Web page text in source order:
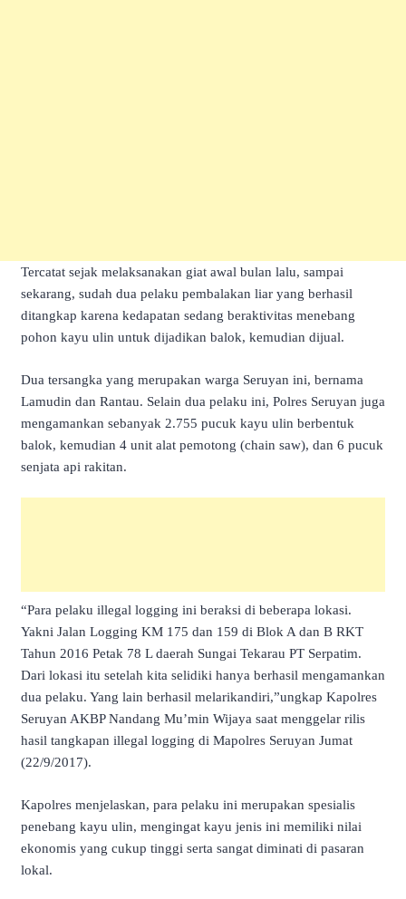
Tercatat sejak melaksanakan giat awal bulan lalu, sampai
sekarang, sudah dua pelaku pembalakan liar yang berhasil
ditangkap karena kedapatan sedang beraktivitas menebang
pohon kayu ulin untuk dijadikan balok, kemudian dijual.
Dua tersangka yang merupakan warga Seruyan ini, bernama
Lamudin dan Rantau. Selain dua pelaku ini, Polres Seruyan juga
mengamankan sebanyak 2.755 pucuk kayu ulin berbentuk
balok, kemudian 4 unit alat pemotong (chain saw), dan 6 pucuk
senjata api rakitan.
“Para pelaku illegal logging ini beraksi di beberapa lokasi.
Yakni Jalan Logging KM 175 dan 159 di Blok A dan B RKT
Tahun 2016 Petak 78 L daerah Sungai Tekarau PT Serpatim.
Dari lokasi itu setelah kita selidiki hanya berhasil mengamankan
dua pelaku. Yang lain berhasil melarikandiri,”ungkap Kapolres
Seruyan AKBP Nandang Mu’min Wijaya saat menggelar rilis
hasil tangkapan illegal logging di Mapolres Seruyan Jumat
(22/9/2017).
Kapolres menjelaskan, para pelaku ini merupakan spesialis
penebang kayu ulin, mengingat kayu jenis ini memiliki nilai
ekonomis yang cukup tinggi serta sangat diminati di pasaran
lokal.